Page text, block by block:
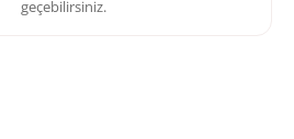
geçebilirsiniz.